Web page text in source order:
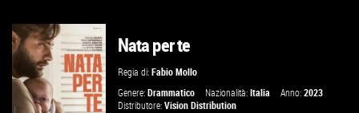
GUARDA IL TRAILER
VAI ALLA SCHEDA
Nata per te
Regia di:Fabio Mollo
Genere:Drammatico Nazionalità:Italia Anno:2023
Distributore:Vision Distribution